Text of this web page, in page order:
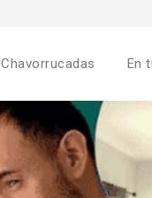
Chavorrucadas En